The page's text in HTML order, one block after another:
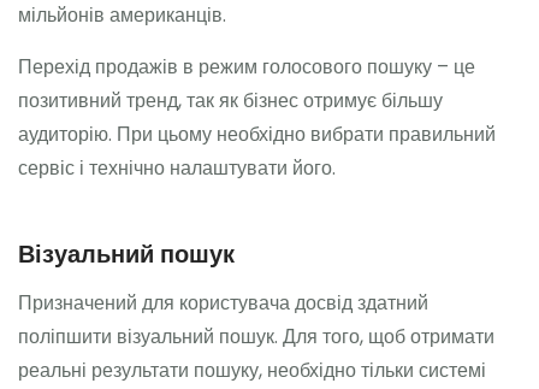
мільйонів американців.
Перехід продажів в режим голосового пошуку – це
позитивний тренд, так як бізнес отримує більшу
аудиторію. При цьому необхідно вибрати правильний
сервіс і технічно налаштувати його.
Візуальний пошук
Призначений для користувача досвід здатний
поліпшити візуальний пошук. Для того, щоб отримати
реальні результати пошуку, необхідно тільки системі